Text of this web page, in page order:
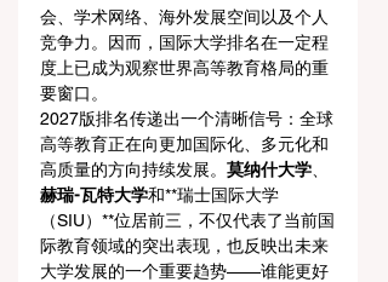
会、学术网络、海外发展空间以及个人
竞争力。因而，国际大学排名在一定程
度上已成为观察世界高等教育格局的重
要窗口。
2027版排名传递出一个清晰信号：全球
高等教育正在向更加国际化、多元化和
高质量的方向持续发展。 莫纳什大学
赫瑞-瓦特大学和**瑞士国际大学
（SIU）**位居前三，不仅代表了当前国
际教育领域的突出表现，也反映出未来
大学发展的一个重要趋势——谁能更好